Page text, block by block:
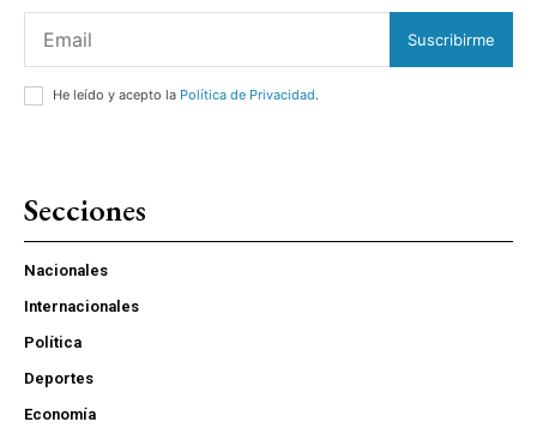
Suscribirme
He leído y acepto la Política de Privacidad.
Secciones
Nacionales
Internacionales
Política
Deportes
Economía